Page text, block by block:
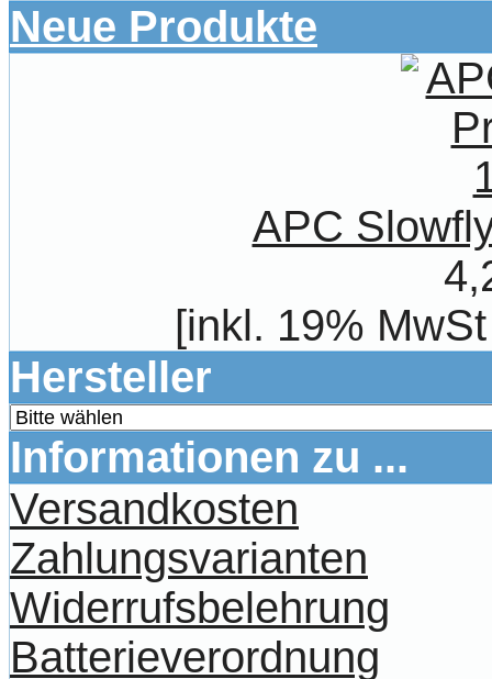
Neue Produkte
APC
[inkl. 19%
Hersteller
Informationen zu ...
Versandkosten
Zahlungsvarianten
Widerrufsbelehrung
Batterieverordnung